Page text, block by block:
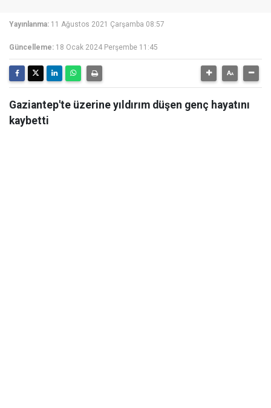
Yayınlanma: 11 Ağustos 2021 Çarşamba 08:57
Güncelleme: 18 Ocak 2024 Perşembe 11:45
Gaziantep'te üzerine yıldırım düşen genç hayatını
kaybetti